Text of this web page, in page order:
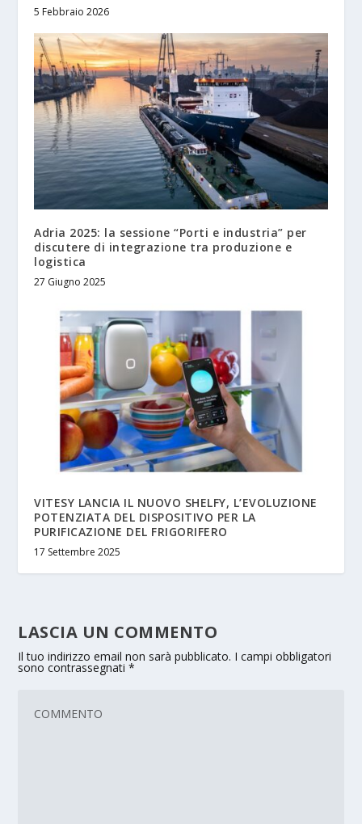
5 Febbraio 2026
Adria 2025: la sessione “Porti e industria” per
discutere di integrazione tra produzione e
logistica
27 Giugno 2025
VITESY LANCIA IL NUOVO SHELFY, L’EVOLUZIONE
POTENZIATA DEL DISPOSITIVO PER LA
PURIFICAZIONE DEL FRIGORIFERO
17 Settembre 2025
LASCIA UN COMMENTO
Il tuo indirizzo email non sarà pubblicato. I campi obbligatori
sono contrassegnati*